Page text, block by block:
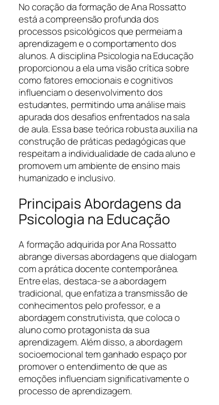
No coração da formação de Ana Rossatto
está a compreensão profunda dos
processos psicológicos que permeiam a
aprendizagem e o comportamento dos
alunos. A disciplina Psicologia na Educação
proporcionou a ela uma visão crítica sobre
como fatores emocionais e cognitivos
influenciam o desenvolvimento dos
estudantes, permitindo uma análise mais
apurada dos desafios enfrentados na sala
de aula. Essa base teórica robusta auxilia na
construção de práticas pedagógicas que
respeitam a individualidade de cada aluno e
promovem um ambiente de ensino mais
humanizado e inclusivo.
Principais Abordagens da
Psicologia na Educação
A formação adquirida por Ana Rossatto
abrange diversas abordagens que dialogam
com a prática docente contemporânea.
Entre elas, destaca-se a abordagem
tradicional, que enfatiza a transmissão de
conhecimentos pelo professor, e a
abordagem construtivista, que coloca o
aluno como protagonista da sua
aprendizagem. Além disso, a abordagem
socioemocional tem ganhado espaço por
promover o entendimento de que as
emoções influenciam significativamente o
processo de aprendizagem.